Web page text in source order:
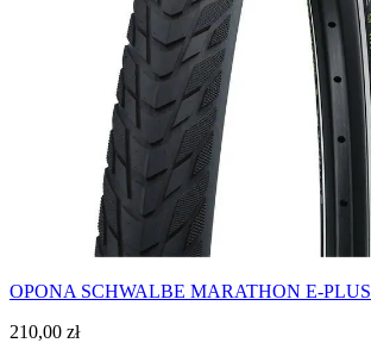
OPONA SCHWALBE MARATHON E-PLUS
210,00 zł